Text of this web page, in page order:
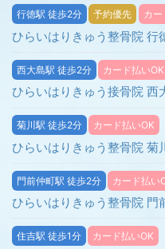
行徳駅 徒歩2分 予約優先 カー
ひらいはりきゅう整骨院 行
西大島駅 徒歩2分 カード払いOK
ひらいはりきゅう接骨院 西
菊川駅 徒歩2分 カード払いOK
ひらいはりきゅう整骨院 菊
門前仲町駅 徒歩2分 カード払い
ひらいはりきゅう整骨院 門
住吉駅 徒歩1分 カード払いOK